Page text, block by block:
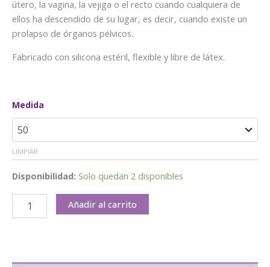
útero, la vagina, la vejiga o el recto cuando cualquiera de
ellos ha descendido de su lugar, es decir, cuando existe un
prolapso de órganos pélvicos.
Fabricado con silicona estéril, flexible y libre de látex.
Medida
LIMPIAR
Disponibilidad: Solo quedan 2 disponibles
Añadir al carrito